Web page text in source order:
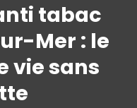
tabac
Mer : le
vie sans